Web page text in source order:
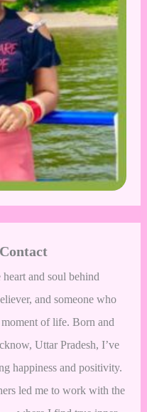
heart and soul behind
and someone who
of life. Born and
Uttar Pradesh, I’ve
happiness and positivity.
led me to work with the